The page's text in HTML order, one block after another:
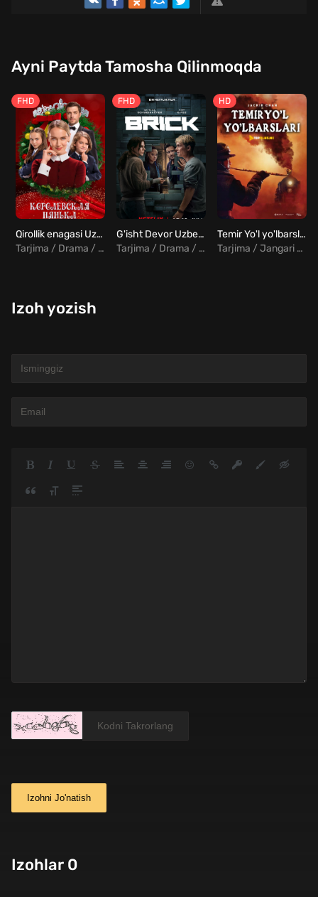
Ayni Paytda Tamosha Qilinmoqda
FHD
Qirollik enagasi Uzbek Tilida
Tarjima / Drama / Komediya / Melodrama
FHD
G'isht Devor Uzbek Tilida
Tarjima / Drama / Fantastika
HD
Temir Yo'l yo'lbarslari Uzbek tilida
Tarjima / Jangari / Tarixiy
Izoh yozish
Izohni Jo'natish
Izohlar 0